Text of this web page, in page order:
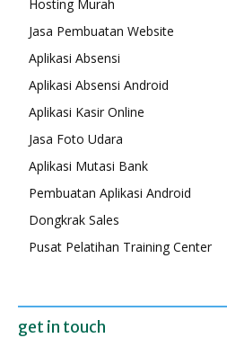
Hosting Murah
Jasa Pembuatan Website
Aplikasi Absensi
Aplikasi Absensi Android
Aplikasi Kasir Online
Jasa Foto Udara
Aplikasi Mutasi Bank
Pembuatan Aplikasi Android
Dongkrak Sales
Pusat Pelatihan Training Center
get in touch